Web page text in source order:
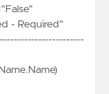
- Required"